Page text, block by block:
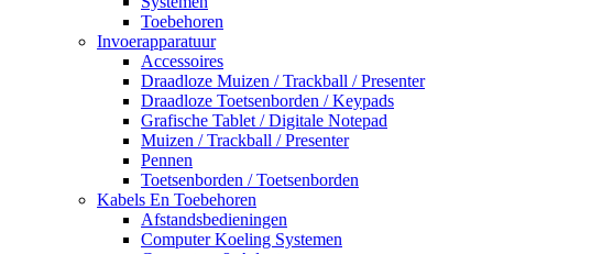
Toebehoren
Invoerapparatuur
Accessoires
Draadloze Muizen / Trackball / Presenter
Draadloze Toetsenborden / Keypads
Grafische Tablet / Digitale Notepad
Muizen / Trackball / Presenter
Pennen
Toetsenborden / Toetsenborden
Kabels En Toebehoren
Afstandsbedieningen
Computer Koeling Systemen